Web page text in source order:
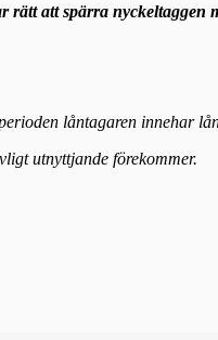
att spärra nyckeltaggen
låntagaren innehar
utnyttjande förekommer.